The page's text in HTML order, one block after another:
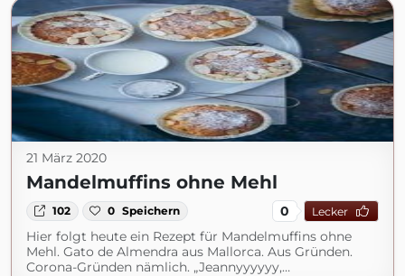
21 März 2020
Mandelmuffins ohne Mehl
102 0 Speichern 0 Lecker
Hier folgt heute ein Rezept für Mandelmuffins ohne
Mehl. Gato de Almendra aus Mallorca. Aus Gründen.
Corona-Gründen nämlich. „Jeannyyyyyy,…